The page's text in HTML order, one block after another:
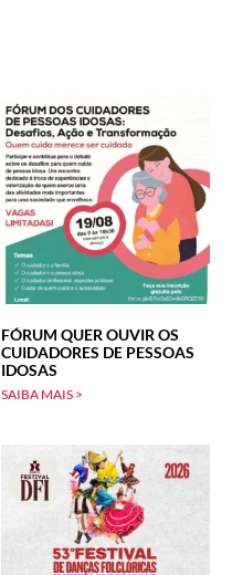
FÓRUM QUER OUVIR OS
CUIDADORES DE PESSOAS
IDOSAS
SAIBA MAIS >